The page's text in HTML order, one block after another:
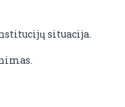
situacija.